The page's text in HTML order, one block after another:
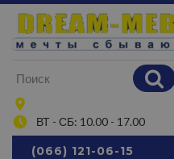
ВТ - СБ: 10.00 - 17.00
(066) 121-06-15